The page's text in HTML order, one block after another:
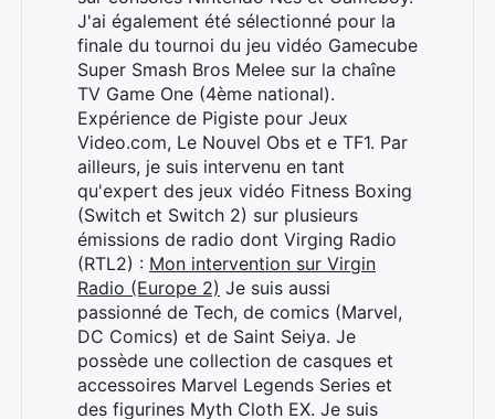
J'ai également été sélectionné pour la
finale du tournoi du jeu vidéo Gamecube
Super Smash Bros Melee sur la chaîne
TV Game One (4ème national).
Expérience de Pigiste pour Jeux
Video.com, Le Nouvel Obs et e TF1. Par
ailleurs, je suis intervenu en tant
qu'expert des jeux vidéo Fitness Boxing
(Switch et Switch 2) sur plusieurs
émissions de radio dont Virging Radio
(RTL2) : Mon intervention sur Virgin
Radio (Europe 2) Je suis aussi
passionné de Tech, de comics (Marvel,
DC Comics) et de Saint Seiya. Je
possède une collection de casques et
accessoires Marvel Legends Series et
des figurines Myth Cloth EX. Je suis